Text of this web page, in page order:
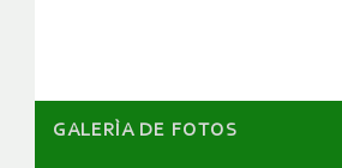
GALERÌA DE FOTOS